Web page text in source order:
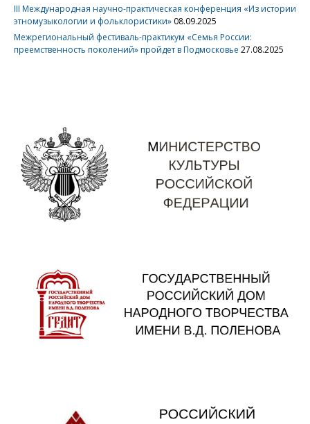
III Международная научно-практическая конференция «Из истории
этномузыкологии и фольклористики» 08.09.2025
Межрегиональный фестиваль-практикум «Семья России:
преемственность поколений» пройдет в Подмосковье 27.08.2025